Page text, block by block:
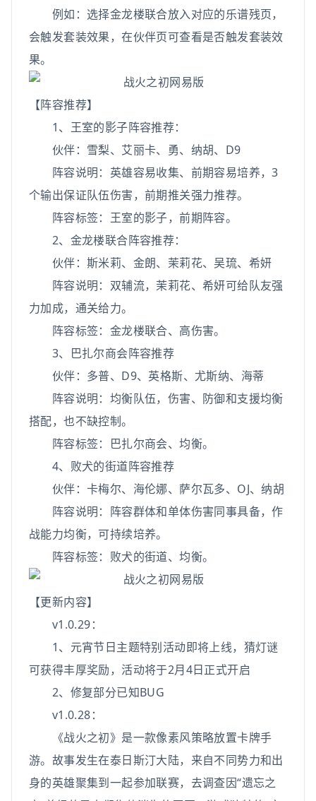
例如：选择金龙楼联合放入对应的乐谱残页，
会触发套装效果，在伙伴页可查看是否触发套装效
果。
【阵容推荐】
1、王室的影子阵容推荐：
伙伴：雪梨、艾丽卡、勇、纳胡、D9
阵容说明：英雄容易收集、前期容易培养，3
个输出保证队伍伤害，前期推关强力推荐。
阵容标签：王室的影子，前期阵容。
2、金龙楼联合阵容推荐：
伙伴：斯米莉、金朗、茉莉花、吴琉、希妍
阵容说明：双辅流，茉莉花、希妍可给队友强
力加成，通关给力。
阵容标签：金龙楼联合、高伤害。
3、巴扎尔商会阵容推荐
伙伴：多普、D9、英格斯、尤斯纳、海蒂
阵容说明：均衡队伍，伤害、防御和支援均衡
搭配，也不缺控制。
阵容标签：巴扎尔商会、均衡。
4、败犬的街道阵容推荐
伙伴：卡梅尔、海伦娜、萨尔瓦多、OJ、纳胡
阵容说明：阵容群体和单体伤害同事具备，作
战能力均衡，可持续培养。
阵容标签：败犬的街道、均衡。
【更新内容】
v1.0.29：
1、元宵节日主题特别活动即将上线，猜灯谜
可获得丰厚奖励，活动将于2月4日正式开启
2、修复部分已知BUG
v1.0.28：
《战火之初》是一款像素风策略放置卡牌手
游。故事发生在泰日斯汀大陆，来自不同势力和出
身的英雄聚集到一起参加联赛，去调查因“遗忘之